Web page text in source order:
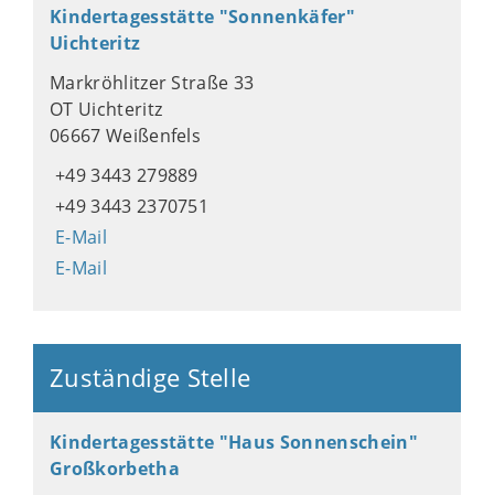
Kindertagesstätte "Sonnenkäfer"
Uichteritz
Markröhlitzer Straße 33
OT Uichteritz
06667 Weißenfels
+49 3443 279889
+49 3443 2370751
E-Mail
E-Mail
Zuständige Stelle
Kindertagesstätte "Haus Sonnenschein"
Großkorbetha